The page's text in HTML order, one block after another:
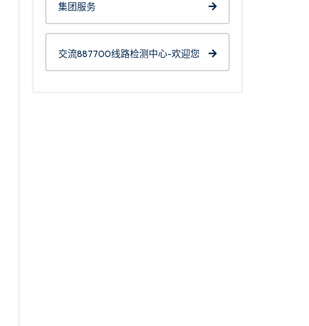
集团服务
交流887700线路检测中心-欢迎您